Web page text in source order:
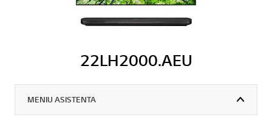
22LH2000.AEU
MENIU ASISTENTA